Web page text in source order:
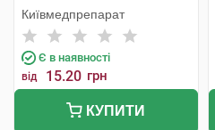
Київмедпрепарат
Є в наявності
від 15.20 грн
КУПИТИ